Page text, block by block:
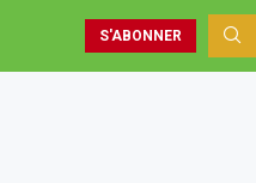
S'ABONNER